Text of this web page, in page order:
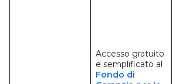
Accesso gratuito
e semplificato al
Fondo di